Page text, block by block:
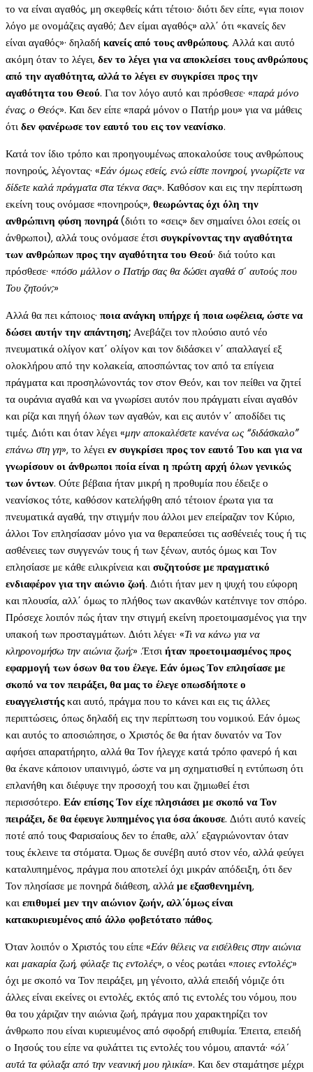
το να είναι αγαθός, μη σκεφθείς κάτι τέτοιο· διότι δεν είπε, «για ποιον
λόγο με ονομάζεις αγαθό; Δεν είμαι αγαθός» αλλ΄ ότι «κανείς δεν
είναι αγαθός»· δηλαδή κανείς από τους ανθρώπους. Αλλά και αυτό
ακόμη όταν το λέγει, δεν το λέγει για να αποκλείσει τους ανθρώπους
από την αγαθότητα, αλλά το λέγει εν συγκρίσει προς την
αγαθότητα του Θεού. Για τον λόγο αυτό και πρόσθεσε· «παρά μόνο
ένας, ο Θεός». Και δεν είπε «παρά μόνον ο Πατήρ μου» για να μάθεις
ότι δεν φανέρωσε τον εαυτό του εις τον νεανίσκο.
Κατά τον ίδιο τρόπο και προηγουμένως αποκαλούσε τους ανθρώπους
πονηρούς, λέγοντας· «Εάν όμως εσείς, ενώ είστε πονηροί, γνωρίζετε να
δίδετε καλά πράγματα στα τέκνα σας». Καθόσον και εις την περίπτωση
εκείνη τους ονόμασε «πονηρούς», θεωρώντας όχι όλη την
ανθρώπινη φύση πονηρά(διότι το «σεις» δεν σημαίνει όλοι εσείς οι
άνθρωποι), αλλά τους ονόμασε έτσι συγκρίνοντας την αγαθότητα
των ανθρώπων προς την αγαθότητα του Θεού· διά τούτο και
πρόσθεσε· «πόσο μάλλον ο Πατήρ σας θα δώσει αγαθά σ΄ αυτούς που
Του ζητούν;»
Αλλά θα πει κάποιος· ποια ανάγκη υπήρχε ή ποια ωφέλεια, ώστε να
δώσει αυτήν την απάντηση; Ανεβάζει τον πλούσιο αυτό νέο
πνευματικά ολίγον κατ΄ ολίγον και τον διδάσκει ν΄ απαλλαγεί εξ
ολοκλήρου από την κολακεία, αποσπώντας τον από τα επίγεια
πράγματα και προσηλώνοντάς τον στον Θεόν, και τον πείθει να ζητεί
τα ουράνια αγαθά και να γνωρίσει αυτόν που πράγματι είναι αγαθόν
και ρίζα και πηγή όλων των αγαθών, και εις αυτόν ν΄ αποδίδει τις
τιμές. Διότι και όταν λέγει «μην αποκαλέσετε κανένα ως “διδάσκαλο”
επάνω στη γη», το λέγει εν συγκρίσει προς τον εαυτό Του και για να
γνωρίσουν οι άνθρωποι ποία είναι η πρώτη αρχή όλων γενικώς
των όντων. Ούτε βέβαια ήταν μικρή η προθυμία που έδειξε ο
νεανίσκος τότε, καθόσον κατελήφθη από τέτοιον έρωτα για τα
πνευματικά αγαθά, την στιγμήν που άλλοι μεν επείραζαν τον Κύριο,
άλλοι Τον επλησίασαν μόνο για να θεραπεύσει τις ασθένειές τους ή τις
ασθένειες των συγγενών τους ή των ξένων, αυτός όμως και Τον
επλησίασε με κάθε ειλικρίνεια και συζητούσε με πραγματικό
ενδιαφέρον για την αιώνιο ζωή. Διότι ήταν μεν η ψυχή του εύφορη
και πλουσία, αλλ΄ όμως το πλήθος των ακανθών κατέπνιγε τον σπόρο.
Πρόσεχε λοιπόν πώς ήταν την στιγμή εκείνη προετοιμασμένος για την
υπακοή των προσταγμάτων. Διότι λέγει· «Τι να κάνω για να
κληρονομήσω την αιώνια ζωή;» .Έτσι ήταν προετοιμασμένος προς
εφαρμογή των όσων θα του έλεγε. Εάν όμως Τον επλησίασε με
σκοπό να τον πειράξει, θα μας το έλεγε οπωσδήποτε ο
ευαγγελιστήςκαι αυτό, πράγμα που το κάνει και εις τις άλλες
περιπτώσεις, όπως δηλαδή εις την περίπτωση του νομικού. Εάν όμως
και αυτός το αποσιώπησε, ο Χριστός δε θα ήταν δυνατόν να Τον
αφήσει απαρατήρητο, αλλά θα Τον ήλεγχε κατά τρόπο φανερό ή και
θα έκανε κάποιον υπαινιγμό, ώστε να μη σχηματισθεί η εντύπωση ότι
επλανήθη και διέφυγε την προσοχή του και ζημιωθεί έτσι
περισσότερο. Εάν επίσης Τον είχε πλησιάσει με σκοπό να Τον
πειράξει, δε θα έφευγε λυπημένος για όσα άκουσε. Διότι αυτό κανείς
ποτέ από τους Φαρισαίους δεν το έπαθε, αλλ΄ εξαγριώνονταν όταν
τους έκλεινε τα στόματα. Όμως δε συνέβη αυτό στον νέο, αλλά φεύγει
καταλυπημένος, πράγμα που αποτελεί όχι μικράν απόδειξη, ότι δεν
Τον πλησίασε με πονηρά διάθεση, αλλά με εξασθενημένη,
και επιθυμεί μεν την αιώνιον ζωήν, αλλ΄όμως είναι
κατακυριευμένος από άλλο φοβετότατο πάθος.
Όταν λοιπόν ο Χριστός του είπε «Εάν θέλεις να εισέλθεις στην αιώνια
και μακαρία ζωή, φύλαξε τις εντολές», ο νέος ρωτάει «ποιες εντολές;»
όχι με σκοπό να Τον πειράξει, μη γένοιτο, αλλά επειδή νόμιζε ότι
άλλες είναι εκείνες οι εντολές, εκτός από τις εντολές του νόμου, που
θα του χάριζαν την αιώνια ζωή, πράγμα που χαρακτηρίζει τον
άνθρωπο που είναι κυριευμένος από σφοδρή επιθυμία. Έπειτα, επειδή
ο Ιησούς του είπε να φυλάττει τις εντολές του νόμου, απαντά· «όλ΄
αυτά τα φύλαξα από την νεανική μου ηλικία». Και δεν σταμάτησε μέχρι